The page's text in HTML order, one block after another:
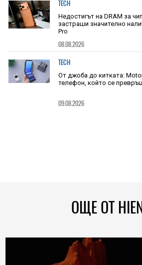
TECH
Недостигът на DRAM за
застраши значително
Pro
08.08.2026
TECH
От джоба до китката:
телефон, който се
09.08.2026
ОЩЕ ОТ